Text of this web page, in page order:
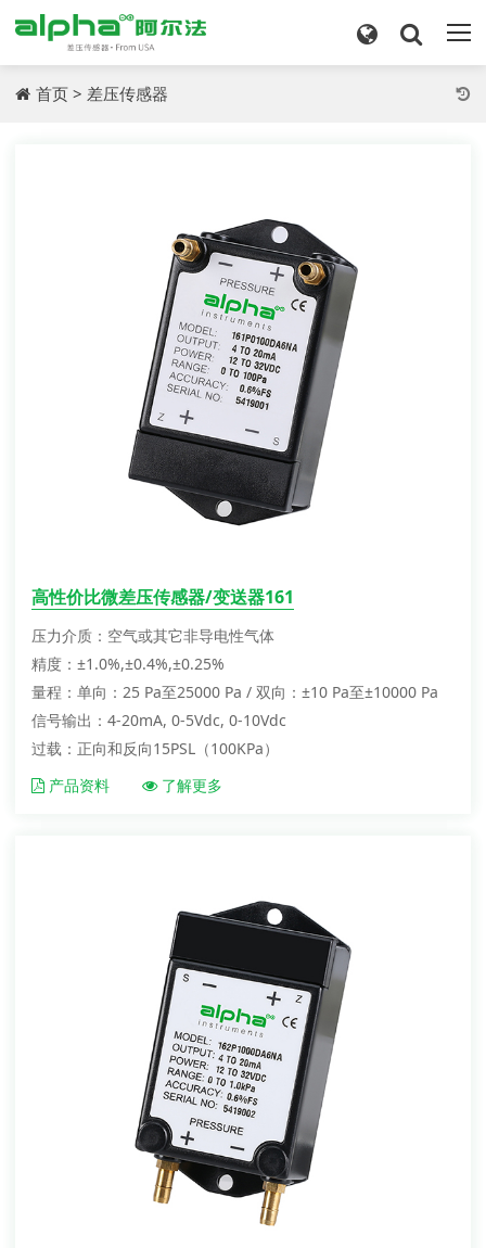
首页 > 差压传感器
高性价比微差压传感器/变送器161
压力介质：空气或其它非导电性气体
精度：±1.0%,±0.4%,±0.25%
量程：单向：25 Pa至25000 Pa / 双向：±10 Pa至±10000 Pa
信号输出：4-20mA, 0-5Vdc, 0-10Vdc
过载：正向和反向15PSL（100KPa）
产品资料
了解更多